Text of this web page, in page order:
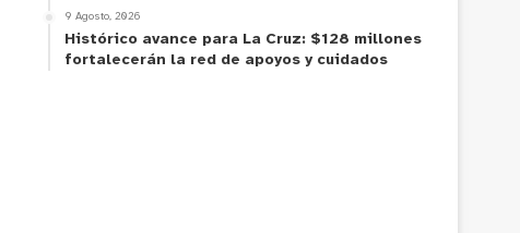
9 Agosto, 2026
Histórico avance para La Cruz: $128 millones
fortalecerán la red de apoyos y cuidados